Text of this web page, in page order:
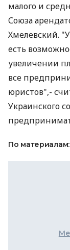
малого и
Союза
Хмелевский.
есть
увеличении
все
юристов",-
Украинского
По материалам: